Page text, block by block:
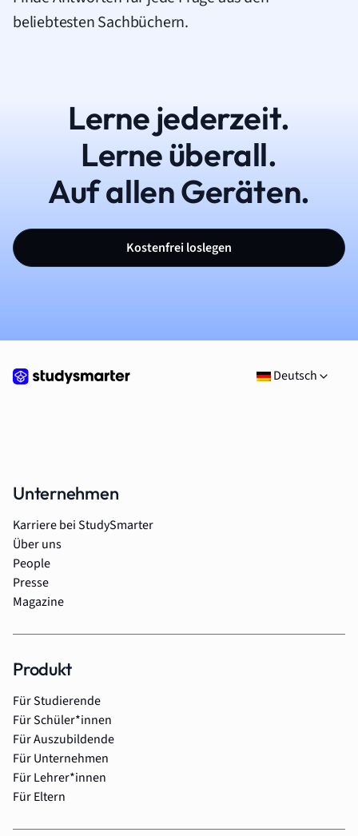
beliebtesten Sachbüchern.
Lerne jederzeit.
Lerne überall.
Auf allen Geräten.
Kostenfrei loslegen
Deutsch
Unternehmen
Karriere bei StudySmarter
Über uns
People
Presse
Magazine
Produkt
Für Studierende
Für Schüler*innen
Für Auszubildende
Für Unternehmen
Für Lehrer*innen
Für Eltern